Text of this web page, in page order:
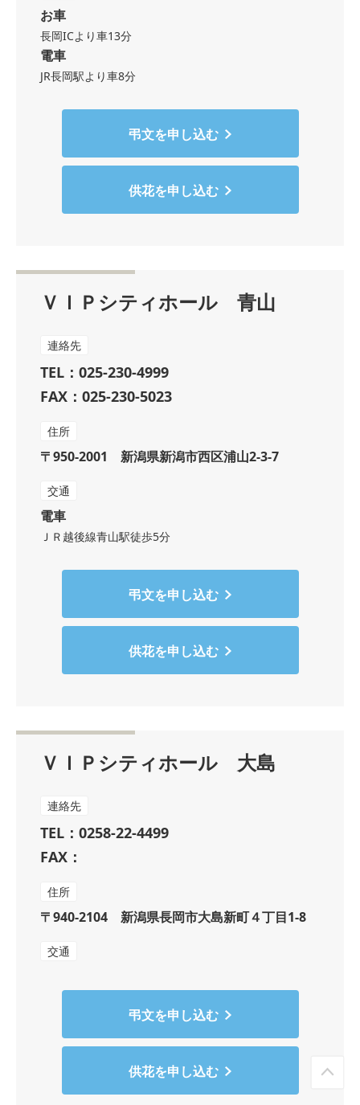
お車
長岡ICより車13分
電車
JR長岡駅より車8分
弔文を申し込む
供花を申し込む
ＶＩＰシティホール 青山
連絡先
TEL：025-230-4999
FAX：025-230-5023
住所
〒950-2001 新潟県新潟市西区浦山2-3-7
交通
電車
ＪＲ越後線青山駅徒歩5分
弔文を申し込む
供花を申し込む
ＶＩＰシティホール 大島
連絡先
TEL：0258-22-4499
FAX：
住所
〒940-2104 新潟県長岡市大島新町４丁目1-8
交通
弔文を申し込む
供花を申し込む